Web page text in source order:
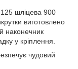
шліцева 900
виготовлено
наконечник
у кріплення.
чудовий